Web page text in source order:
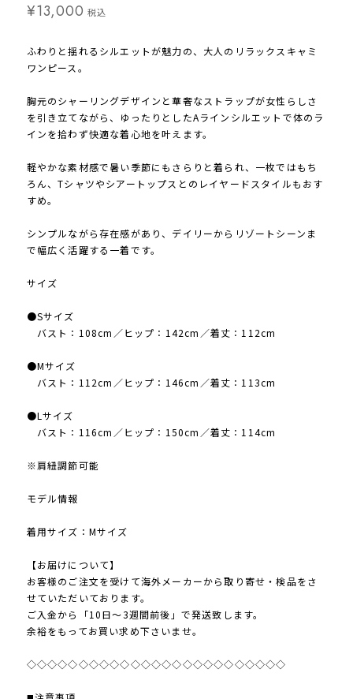
¥13,000 税込
ふわりと揺れるシルエットが魅力の、大人のリラックスキャミ
ワンピース。
胸元のシャーリングデザインと華奢なストラップが女性らしさ
を引き立てながら、ゆったりとしたAラインシルエットで体のラ
インを拾わず快適な着心地を叶えます。
軽やかな素材感で暑い季節にもさらりと着られ、一枚ではもち
ろん、Tシャツやシアートップスとのレイヤードスタイルもおす
すめ。
シンプルながら存在感があり、デイリーからリゾートシーンま
で幅広く活躍する一着です。
サイズ
●Sサイズ
バスト：108cm／ヒップ：142cm／着丈：112cm
●Mサイズ
バスト：112cm／ヒップ：146cm／着丈：113cm
●Lサイズ
バスト：116cm／ヒップ：150cm／着丈：114cm
※肩紐調節可能
モデル情報
着用サイズ：Mサイズ
【お届けについて】
お客様のご注文を受けて海外メーカーから取り寄せ・検品をさ
せていただいております。
ご入金から「10日～3週間前後」で発送致します。
余裕をもってお買い求め下さいませ。
◇◇◇◇◇◇◇◇◇◇◇◇◇◇◇◇◇◇◇◇◇◇◇◇◇